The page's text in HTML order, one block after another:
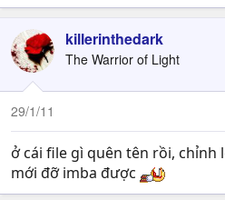
killerinthedark
The Warrior of Light
29/1/11
ở cái file gì quên tên rồi,
mới đỡ imba được